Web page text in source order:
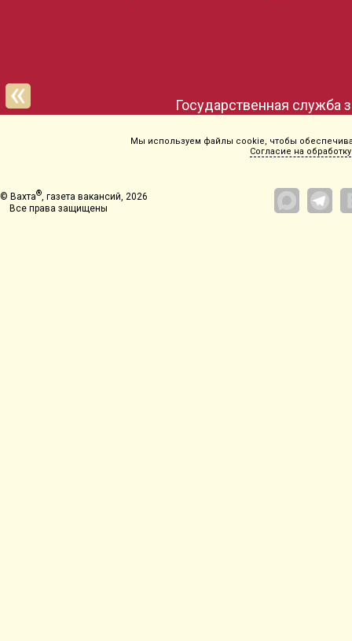
Государственная служба
Мы используем файлы cookie, чтобы
Согласие на обработку
© Вахта® , газета вакансий, 2026
Все права защищены